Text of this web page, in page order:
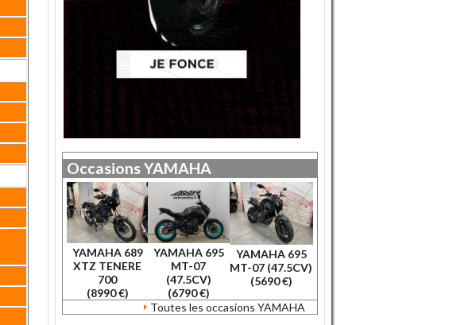
OccasionsYAMAHA
YAMAHA 689
XTZ TENERE
700
(8990 €)
YAMAHA 695
MT-07
(47.5CV)
(6790 €)
YAMAHA 695
MT-07 (47.5CV)
(5690 €)
Toutes les occasions YAMAHA